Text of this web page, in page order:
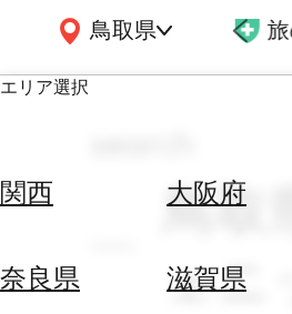
鳥取県
関西広域MAP
エリア選択
関西 大阪府
奈良県 滋賀県
鳥取
ェニ